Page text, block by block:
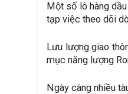
Một số lô hàng
tạp việc theo dõi
Lưu lượng giao
mục năng lượng
Ngày càng nhiều